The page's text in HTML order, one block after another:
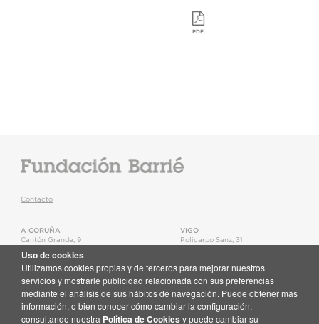
PDF
Contacto
A CORUÑA
Cantón Grande, 9
T.+34 981 22 15 25
Mapa
VIGO
Policarpo Sanz, 31
Mapa
Recibe en tu correo toda la actualidad de la Fundación Barrié
Suscríbete aquí
Uso de cookies
Utilizamos cookies propias y de terceros para mejorar nuestros
servicios y mostrarle publicidad relacionada con sus preferencias
mediante el análisis de sus hábitos de navegación. Puede obtener más
información, o bien conocer cómo cambiar la configuración,
consultando nuestra Política de Cookies y puede cambiar su